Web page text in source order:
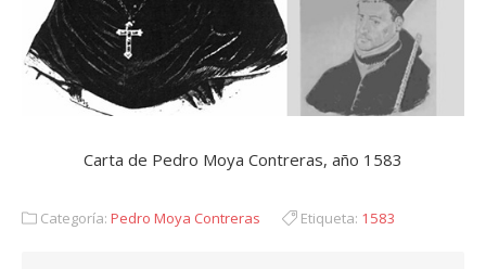
Carta de Pedro Moya Contreras, año 1583
Categoría: Pedro Moya Contreras Etiqueta: 1583